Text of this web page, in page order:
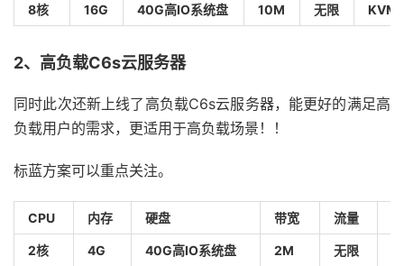
8核 16G 40G高IO系统盘 10M 无限 KVM
2、高负载C6s云服务器
同时此次还新上线了高负载C6s云服务器，能更好的满足高
负载用户的需求，更适用于高负载场景！！
标蓝方案可以重点关注。
CPU 内存 硬盘 带宽 流量
2核 4G 40G高IO系统盘 2M 无限